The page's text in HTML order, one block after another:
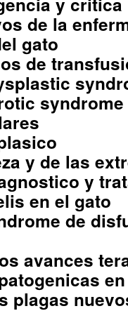
de la
gato
de
syndrome
y de las
y
en el gato
de
avances
plagas